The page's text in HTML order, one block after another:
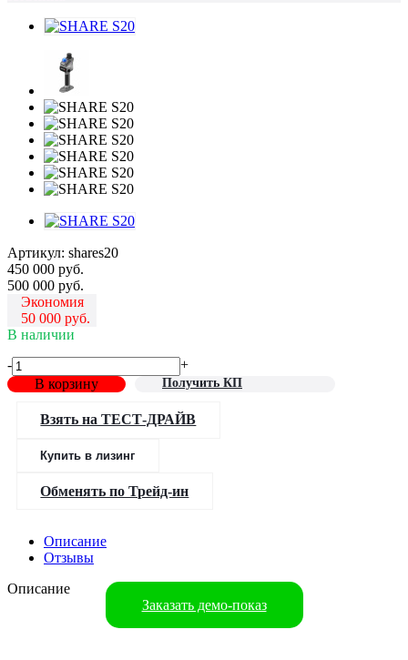
Артикул: shares20
450 000 руб.
500 000 руб.
Экономия
50 000 руб.
В наличии
-
+
В корзину
Получить КП
Взять на ТЕСТ-ДРАЙВ
Купить в лизинг
Обменять по Трейд-ин
Описание
Отзывы
Описание
Заказать демо-показ